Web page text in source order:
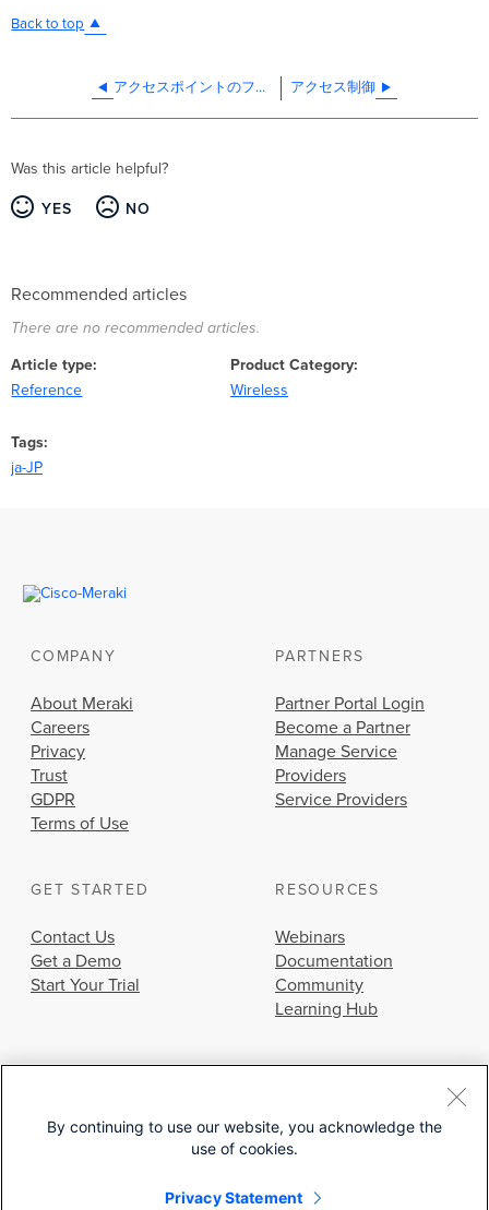
Back to top
アクセスポイントのファームウェアアップグレードオプション アクセス制御
Was this article helpful?
YES NO
Recommended articles
There are no recommended articles.
Article type
Reference
Product Category
Wireless
Tags
ja-JP
COMPANY
About Meraki
Careers
Privacy
Trust
GDPR
Terms of Use
PARTNERS
Partner Portal Login
Become a Partner
Manage Service
Providers
Service Providers
GET STARTED
Contact Us
Get a Demo
Start Your Trial
RESOURCES
Webinars
Documentation
Community
Learning Hub
© 2026 Cisco Systems, Inc.
By continuing to use our website, you acknowledge the
use of cookies.
Privacy Statement